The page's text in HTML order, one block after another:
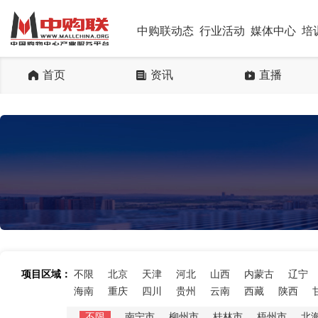
中购联动态 行业活动 媒体中心 培
首页 资讯 直播
项目区域： 不限 北京 天津 河北 山西 内蒙古
辽宁
海南
重庆 四川 贵州 云南 西藏 陕西